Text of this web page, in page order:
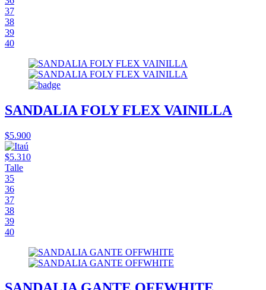
37
38
39
40
SANDALIA FOLY FLEX VAINILLA
$5.900
$5.310
Talle
35
36
37
38
39
40